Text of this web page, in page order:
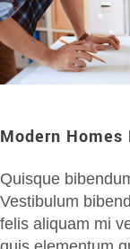
Modern Homes
Quisque
Vestibulum
felis aliquam mi